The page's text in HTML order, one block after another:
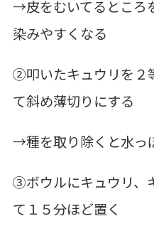
→皮をむいてるところ
染みやすくなる
②叩いたキュウリを２
て斜め薄切りにする
→種を取り除くと水っ
③ボウルにキュウリ、
て１５分ほど置く